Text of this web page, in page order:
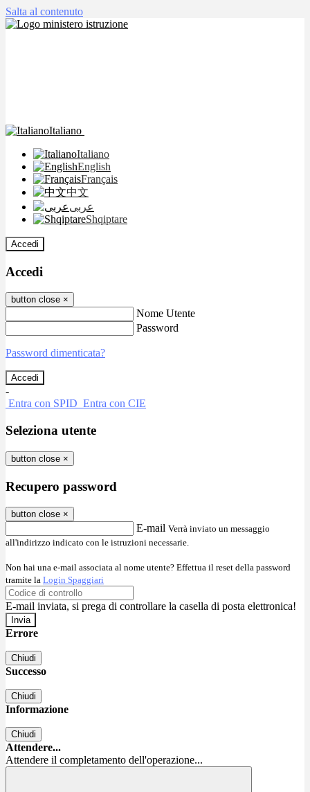
Salta al contenuto
Italiano
Italiano
English
Français
中文
عربى
Shqiptare
Accedi
Accedi
button close ×
Nome Utente
Password
Password dimenticata?
-
Entra con SPID Entra con CIE
Seleziona utente
button close ×
Recupero password
button close ×
E-mail Verrà inviato un messaggio
all'indirizzo indicato con le istruzioni necessarie.
Non hai una e-mail associata al nome utente? Effettua il reset della password
tramite la Login Spaggiari
E-mail inviata, si prega di controllare la casella di posta elettronica!
Errore
Chiudi
Successo
Chiudi
Informazione
Chiudi
Attendere...
Attendere il completamento dell'operazione...